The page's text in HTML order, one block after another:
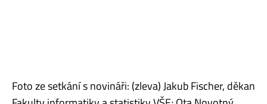
Foto ze setkání s novináři: (zleva) Jakub Fischer, děkan